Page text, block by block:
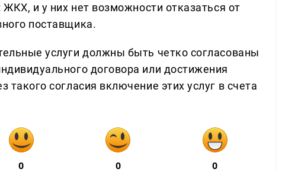
и у них нет возможности отказаться от
поставщика.
услуги должны быть четко согласованы
договора или достижения
согласия включение этих услуг в счета
0 0 0